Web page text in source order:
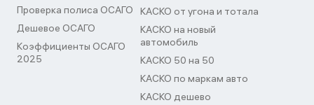
Проверка полиса ОСАГО
Дешевое ОСАГО
Коэффициенты ОСАГО
2025
КАСКО от угона и тотала
КАСКО на новый
автомобиль
КАСКО 50 на 50
КАСКО по маркам авто
КАСКО дешево